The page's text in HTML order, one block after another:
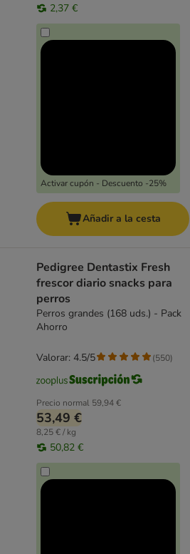
2,37 €
Activar cupón - Descuento -25%
Añadir a la cesta
Pedigree Dentastix Fresh
frescor diario snacks para
perros
Perros grandes (168 uds.) - Pack
Ahorro
Precio normal 59,94 €
53,49 €
8,25 € / kg
50,82 €
Valorar: 4.5/5 (550)